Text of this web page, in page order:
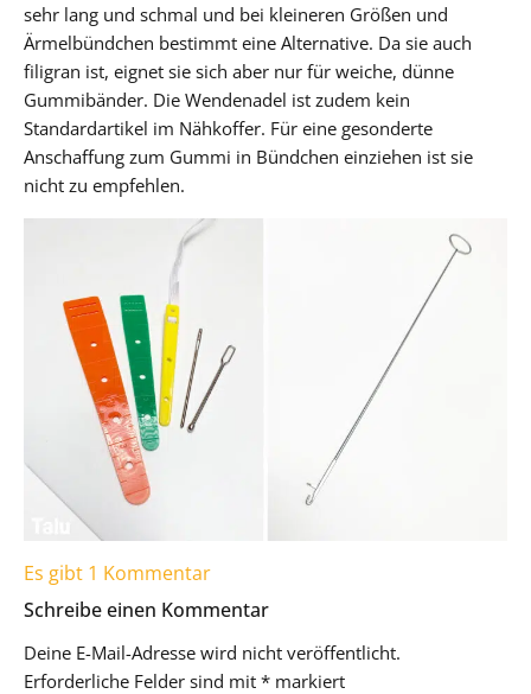
sehr lang und schmal und bei kleineren Größen und
Ärmelbündchen bestimmt eine Alternative. Da sie auch
filigran ist, eignet sie sich aber nur für weiche, dünne
Gummibänder. Die Wendenadel ist zudem kein
Standardartikel im Nähkoffer. Für eine gesonderte
Anschaffung zum Gummi in Bündchen einziehen ist sie
nicht zu empfehlen.
Es gibt 1 Kommentar
Schreibe einen Kommentar
Deine E-Mail-Adresse wird nicht veröffentlicht.
Erforderliche Felder sind mit * markiert